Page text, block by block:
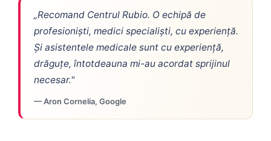
„Recomand Centrul Rubio. O echipă de
profesioniști, medici specialiști, cu experiență.
Și asistentele medicale sunt cu experiență,
drăguțe, întotdeauna mi-au acordat sprijinul
necesar."
— Aron Cornelia, Google